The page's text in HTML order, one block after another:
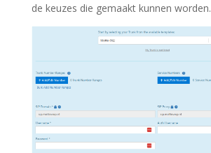
de keuzes die gemaakt kunnen worden.